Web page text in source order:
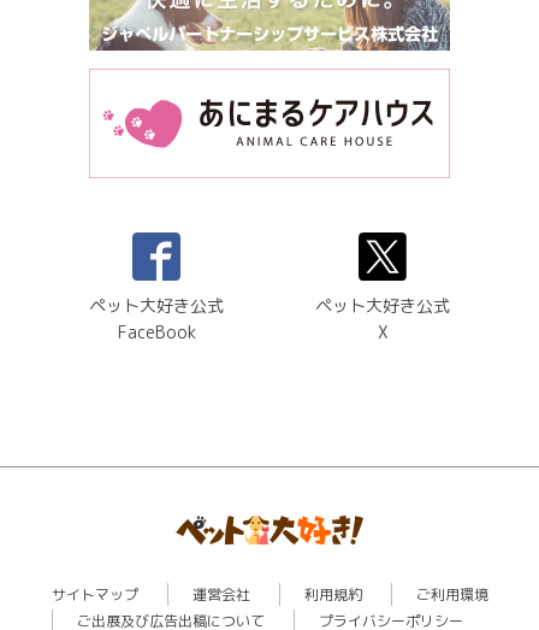
ペット大好き公式
FaceBook
ペット大好き公式
X
サイトマップ 運営会社 利用規約
ご利用環境
ご出展及び広告出稿について
プライバシーポリシー